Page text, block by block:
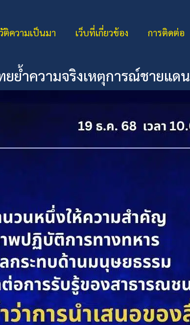
ติความเป็นมา เว็บที่เกี่ยวข้อง การติดต่อ
ย้ำความจริงเหตุการณ์ชายแดน